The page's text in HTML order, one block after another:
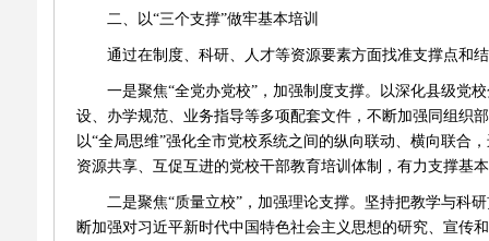
二、以“三个支撑”做牢基本培训
通过在制度、科研、人才等资源要素方面找准支撑点和
一是聚焦“全党办党校” ，加强制度支撑。以深化县级党
设、办学规范、业务指导等多项配套文件，不断加强同组织
以“全局思维”强化全市党校系统之间的纵向联动、横向联合
资源共享、互促互进的党校干部教育培训体制，有力支撑基
二是聚焦“质量立校” ，加强理论支撑。坚持把教学与科
断加强对习近平新时代中国特色社会主义思想的研究、宣传